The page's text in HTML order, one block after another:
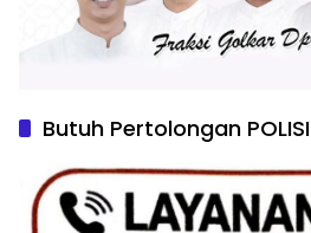
Butuh Pertolongan POLISI